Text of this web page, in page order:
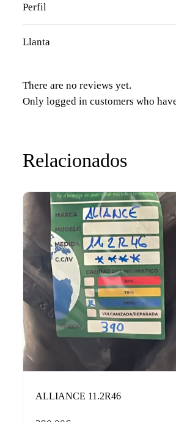
Perfil
Llanta
There are no reviews yet.
Only logged in customers who
Relacionados
ALLIANCE 11.2R46